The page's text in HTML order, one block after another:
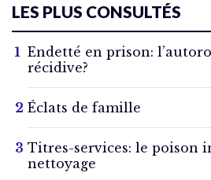
LES PLUS CONSULTÉS
Endetté en prison:
récidive?
Éclats de famille
Titres-services: le poison
nettoyage